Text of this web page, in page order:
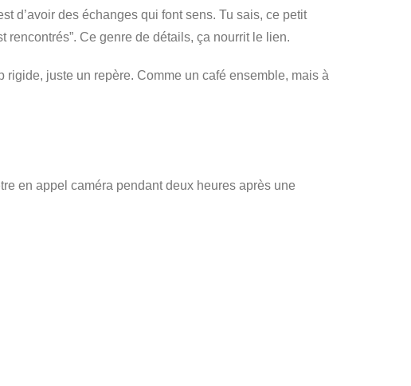
d’avoir des échanges qui font sens. Tu sais, ce petit
rencontrés”. Ce genre de détails, ça nourrit le lien.
juste un repère. Comme un café ensemble, mais à
en appel caméra pendant deux heures après une